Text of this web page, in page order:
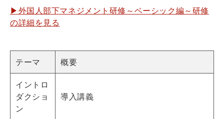
▶外国人部下マネジメント研修～ベーシック編～研修
の詳細を見る
テーマ 概要
イントロ
ダクショ
ン
導入講義